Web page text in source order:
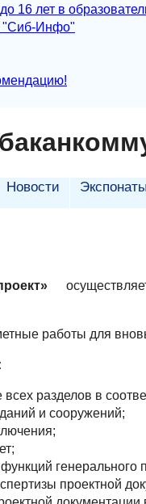
16 лет в
"Сиб-Инфо"
Новости Экспонаты
работы для
всех разделов в
и сооружений;
генерального
проектной